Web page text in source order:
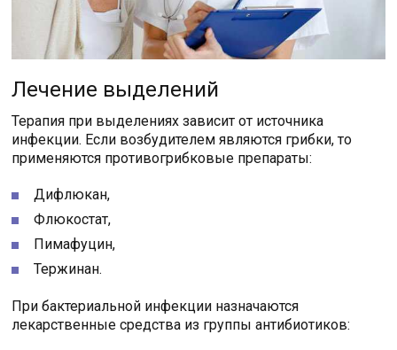
Лечение выделений
Терапия при выделениях зависит от источника
инфекции. Если возбудителем являются грибки, то
применяются противогрибковые препараты:
Дифлюкан,
Флюкостат,
Пимафуцин,
Тержинан.
При бактериальной инфекции назначаются
лекарственные средства из группы антибиотиков: